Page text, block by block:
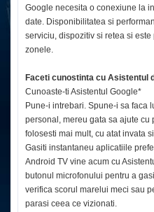
Google necesita o conexiune la
date. Disponibilitatea si
serviciu, dispozitiv si retea si
zonele.
Faceti cunostinta cu Asistentul
Cunoaste-ti Asistentul Google*
Pune-i intrebari. Spune-i sa faca
personal, mereu gata sa ajute cu
folosesti mai mult, cu atat invata
Gasiti instantaneu aplicatiile
Android TV vine acum cu
butonul microfonului pentru a
verifica scorul marelui meci sau
parasi ceea ce vizionati.